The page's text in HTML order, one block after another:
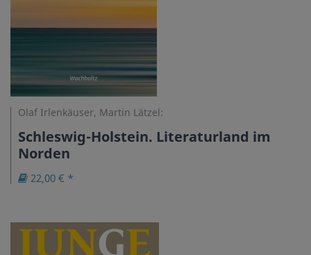
Olaf Irlenkäuser, Martin Lätzel:
Schleswig-Holstein. Literaturland im
Norden
22,00 € *